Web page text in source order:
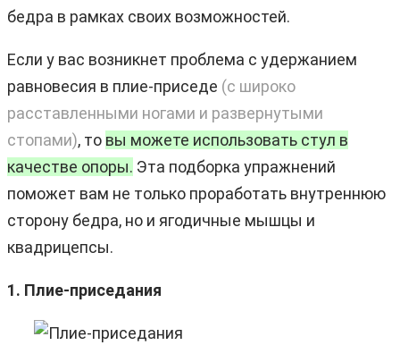
бедра в рамках своих возможностей.
Если у вас возникнет проблема с удержанием
равновесия в плие-приседе (с широко
расставленными ногами и развернутыми
стопами), то вы можете использовать стул в
качестве опоры. Эта подборка упражнений
поможет вам не только проработать внутреннюю
сторону бедра, но и ягодичные мышцы и
квадрицепсы.
1. Плие-приседания